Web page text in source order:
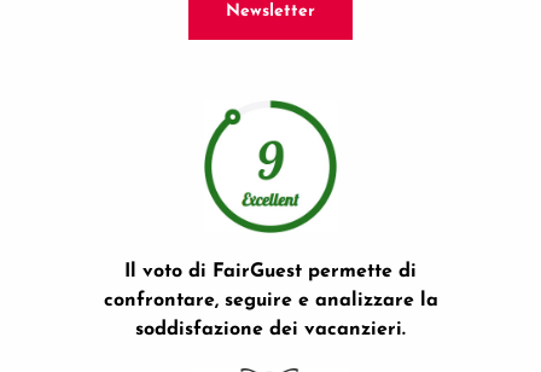
Newsletter
Il voto di FairGuest permette di
confrontare, seguire e analizzare la
soddisfazione dei vacanzieri.